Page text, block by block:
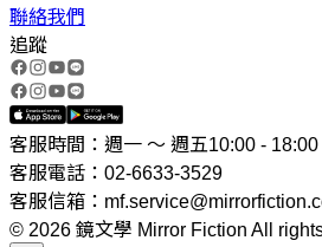
聯絡我們
追蹤
客服時間：週一 ～ 週五10:00 - 18:00
客服電話：02-6633-3529
客服信箱：
© 2026 鏡文學 Mirror Fiction All